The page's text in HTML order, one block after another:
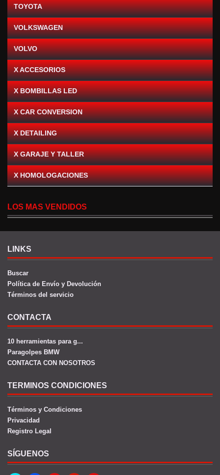
TOYOTA
VOLKSWAGEN
VOLVO
X ACCESORIOS
X BOMBILLAS LED
X CAR CONVERSION
X DETAILING
X GARAJE Y TALLER
X HOMOLOGACIONES
LOS MAS VENDIDOS
LINKS
Buscar
Política de Envío y Devolución
Términos del servicio
CONTACTA
10 herramientas para g...
Paragolpes BMW
CONTACTA CON NOSOTROS
TERMINOS CONDICIONES
Términos y Condiciones
Privacidad
Registro Legal
SÍGUENOS